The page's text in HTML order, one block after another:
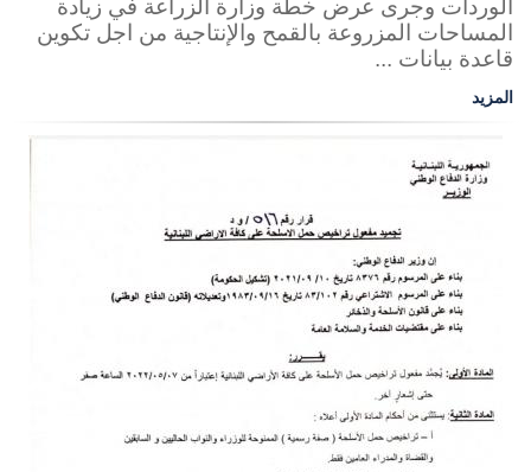
الوردات وجرى عرض خطة وزارة الزراعة في زيادة
المساحات المزروعة بالقمح والإنتاجية من اجل تكوين
قاعدة بيانات ...
المزيد